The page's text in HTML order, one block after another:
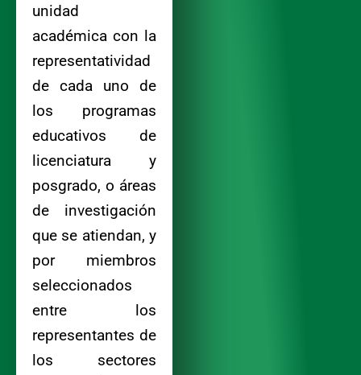
unidad
académica con la
representatividad
de cada uno de
los programas
educativos de
licenciatura y
posgrado, o áreas
de investigación
que se atiendan, y
por miembros
seleccionados
entre los
representantes de
los sectores